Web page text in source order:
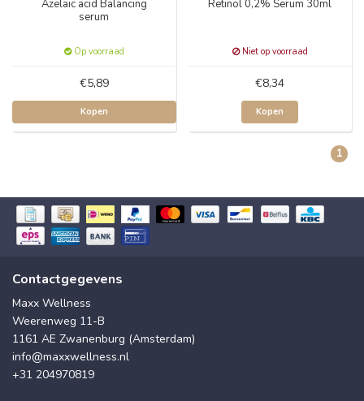
Azelaic acid Balancing
serum
Op voorraad
€5,89
Kopen
Retinol 0,2% Serum 30ml
Niet op voorraad
€8,34
Kopen
1
Contactgegevens
Maxx Wellness
Weerenweg 11-B
1161 AE Zwanenburg (Amsterdam)
info@maxxwellness.nl
+31 204970819